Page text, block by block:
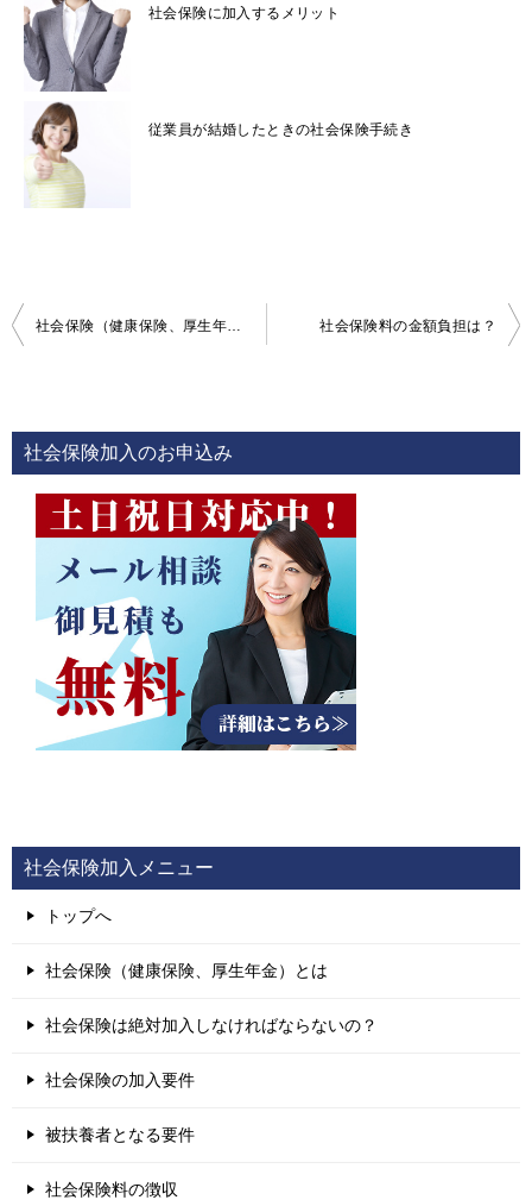
社会保険に加入するメリット
従業員が結婚したときの社会保険手続き
投
ビ
ゲ
社会保険（健康保険、厚生年金）とは 社会保険料の金額負担は？
社会保険加入のお申込み
社会保険加入メニュー
トップへ
社会保険（健康保険、厚生年金）とは
社会保険は絶対加入しなければならないの？
社会保険の加入要件
被扶養者となる要件
社会保険料の徴収